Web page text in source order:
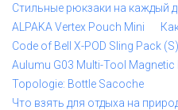
Стильные рюкзаки на каждый
ALPAKA Vertex Pouch Mini
Code of Bell X-POD Sling Pack (S)
Aulumu G03 Multi-Tool Magnetic
Topologie: Bottle Sacoche
Что взять для отдыха на